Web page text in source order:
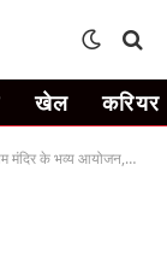
खेल करियर
थके चला योगी सरकार का बुलडोजर